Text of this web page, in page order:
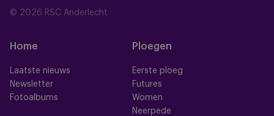
© 2026 RSC Anderlecht
Home
Laatste nieuws
Newsletter
Fotoalbums
Ploegen
Eerste ploeg
Futures
Women
Neerpede